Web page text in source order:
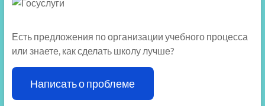
Есть предложения по организации учебного процесса
или знаете, как сделать школу лучше?
Написать о проблеме